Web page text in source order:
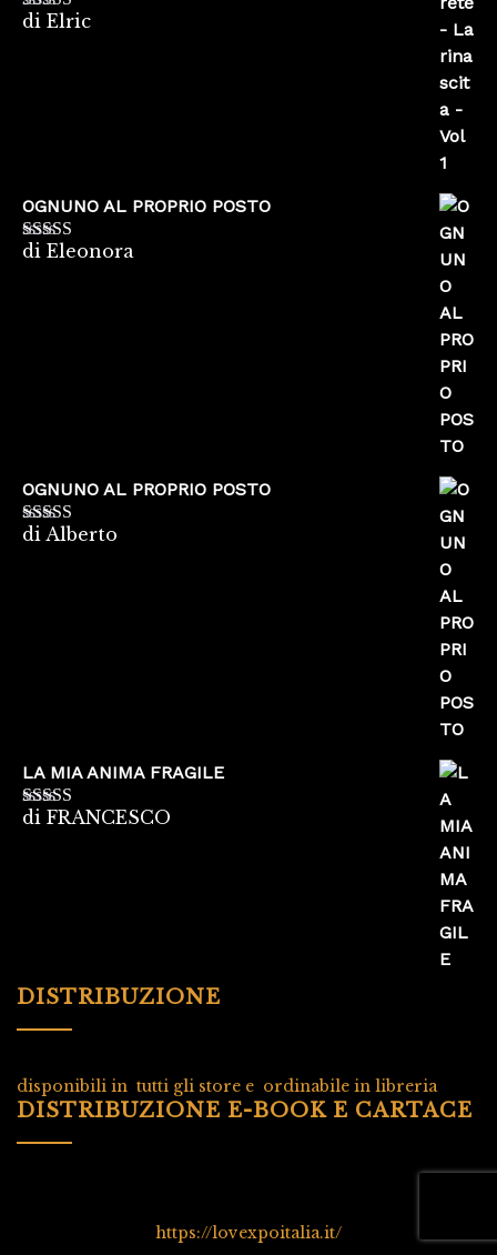
Valutato5
di Elric
OGNUNO AL PROPRIO POSTO
Valutato5su
di Eleonora
OGNUNO AL PROPRIO POSTO
Valutato5su
di Alberto
LA MIA ANIMA FRAGILE
Valutato5su
di FRANCESCO
DISTRIBUZIONE
disponibili in tutti gli store e ordinabile in libreria
DISTRIBUZIONE E-BOOK E CARTACE
https://lovexpoitalia.it/